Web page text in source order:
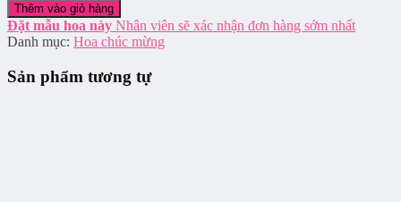
Thêm vào giỏ hàng
Đặt mẫu hoa này Nhân viên sẽ xác nhận đơn hàng sớm nhất
Danh mục: Hoa chúc mừng
Sản phẩm tương tự